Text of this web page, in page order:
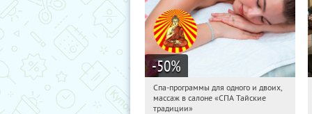
-50%
12:30:10 Получили:1678
Маяковская
Спа-программы для одного и двоих,
массаж в салоне «СПА Тайские
традиции»